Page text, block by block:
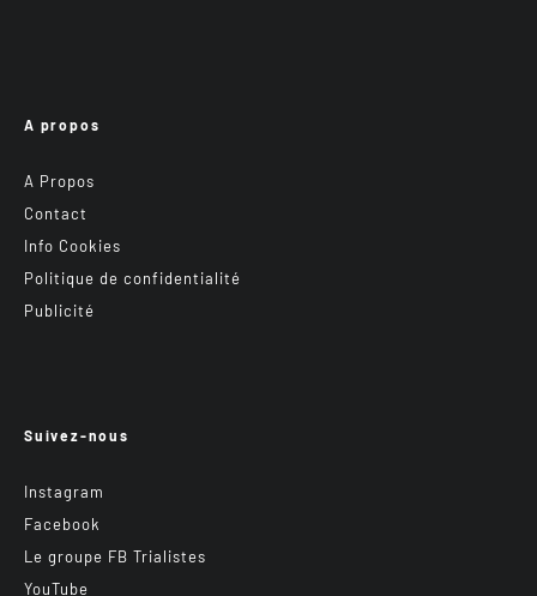
A propos
A Propos
Contact
Info Cookies
Politique de confidentialité
Publicité
Suivez-nous
Instagram
Facebook
Le groupe FB Trialistes
YouTube